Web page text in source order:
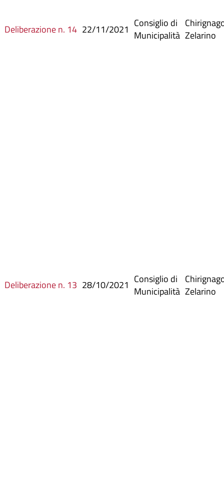
Deliberazione n. 14 22/11/2021 Consiglio di
Municipalità Zelarino
Deliberazione n. 13 28/10/2021 Consiglio di
Municipalità Zelarino